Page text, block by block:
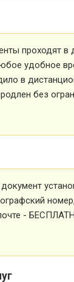
проходят
удобное
в
без
-